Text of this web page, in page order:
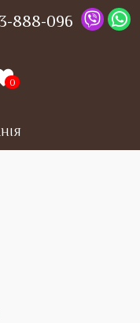
888-096
0